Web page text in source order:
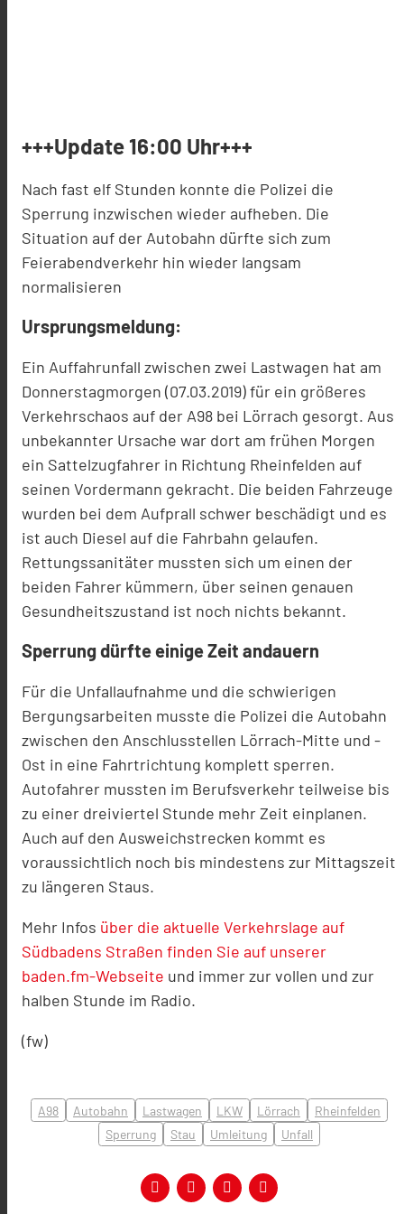
+++Update 16:00 Uhr+++
Nach fast elf Stunden konnte die Polizei die
Sperrung inzwischen wieder aufheben. Die
Situation auf der Autobahn dürfte sich zum
Feierabendverkehr hin wieder langsam
normalisieren
Ursprungsmeldung:
Ein Auffahrunfall zwischen zwei Lastwagen hat am
Donnerstagmorgen (07.03.2019) für ein größeres
Verkehrschaos auf der A98 bei Lörrach gesorgt. Aus
unbekannter Ursache war dort am frühen Morgen
ein Sattelzugfahrer in Richtung Rheinfelden auf
seinen Vordermann gekracht. Die beiden Fahrzeuge
wurden bei dem Aufprall schwer beschädigt und es
ist auch Diesel auf die Fahrbahn gelaufen.
Rettungssanitäter mussten sich um einen der
beiden Fahrer kümmern, über seinen genauen
Gesundheitszustand ist noch nichts bekannt.
Sperrung dürfte einige Zeit andauern
Für die Unfallaufnahme und die schwierigen
Bergungsarbeiten musste die Polizei die Autobahn
zwischen den Anschlusstellen Lörrach-Mitte und -
Ost in eine Fahrtrichtung komplett sperren.
Autofahrer mussten im Berufsverkehr teilweise bis
zu einer dreiviertel Stunde mehr Zeit einplanen.
Auch auf den Ausweichstrecken kommt es
voraussichtlich noch bis mindestens zur Mittagszeit
zu längeren Staus.
Mehr Infos über die aktuelle Verkehrslage auf
Südbadens Straßen finden Sie auf unserer
baden.fm-Webseite und immer zur vollen und zur
halben Stunde im Radio.
(fw)
A98 Autobahn Lastwagen LKW Lörrach
Rheinfelden
Sperrung
Stau Umleitung Unfall